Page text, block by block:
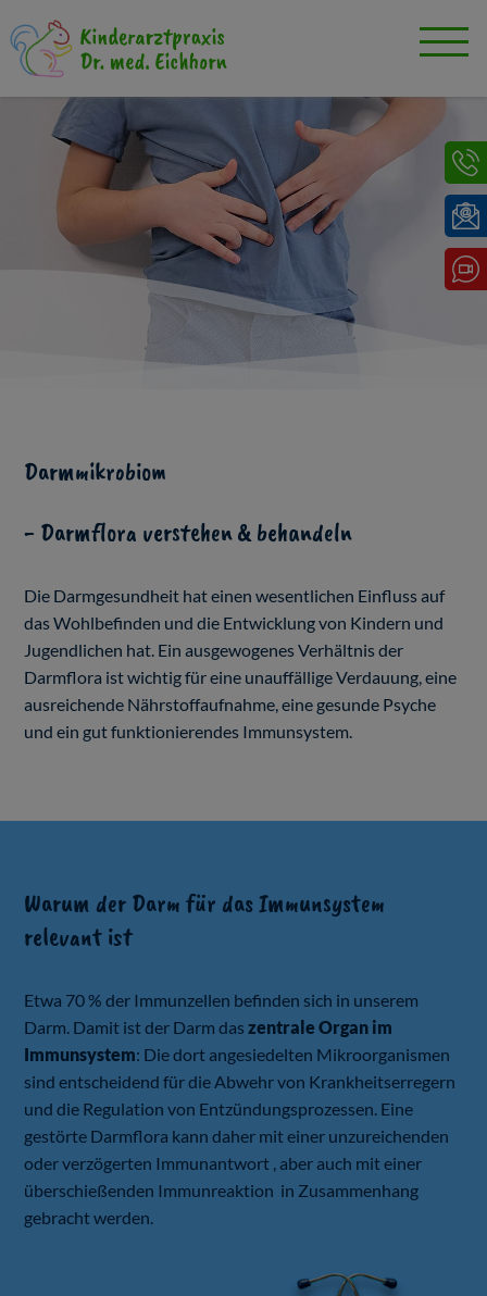
Darmmikrobiom
- Darmflora verstehen & behandeln
Die Darmgesundheit hat einen wesentlichen Einfluss auf
das Wohlbefinden und die Entwicklung von Kindern und
Jugendlichen hat. Ein ausgewogenes Verhältnis der
Darmflora ist wichtig für eine unauffällige Verdauung, eine
ausreichende Nährstoffaufnahme, eine gesunde Psyche
und ein gut funktionierendes Immunsystem.
Warum der Darm für das Immunsystem
relevant ist
Etwa 70 % der Immunzellen befinden sich in unserem
Darm. Damit ist der Darm daszentrale Organ im
Immunsystem: Die dort angesiedelten Mikroorganismen
sind entscheidend für die Abwehr von Krankheitserregern
und die Regulation von Entzündungsprozessen. Eine
gestörte Darmflora kann daher mit einer unzureichenden
oder verzögerten Immunantwort , aber auch mit einer
überschießenden Immunreaktion in Zusammenhang
gebracht werden.